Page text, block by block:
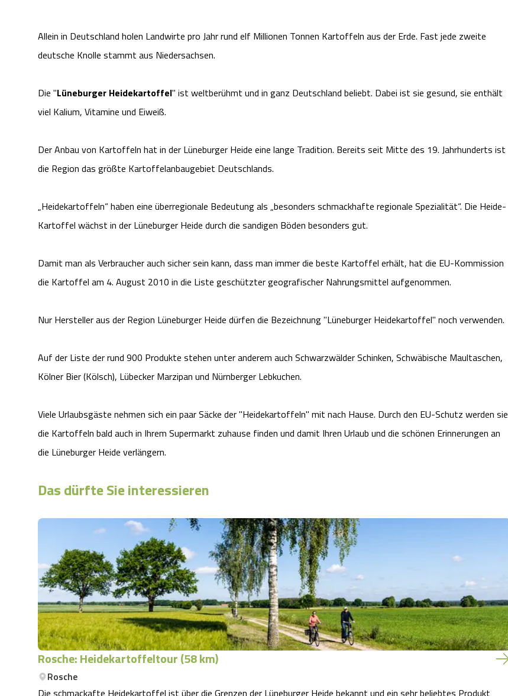
Allein in Deutschland holen Landwirte pro Jahr rund elf Millionen Tonnen Kartoffeln aus der Erde. Fast jede zweite
deutsche Knolle stammt aus Niedersachsen.
Die "Lüneburger Heidekartoffel" ist weltberühmt und in ganz Deutschland beliebt. Dabei ist sie gesund, sie enthält
viel Kalium, Vitamine und Eiweiß.
Der Anbau von Kartoffeln hat in der Lüneburger Heide eine lange Tradition. Bereits seit Mitte des 19. Jahrhunderts ist
die Region das größte Kartoffelanbaugebiet Deutschlands.
„Heidekartoffeln“ haben eine überregionale Bedeutung als „besonders schmackhafte regionale Spezialität“. Die Heide-
Kartoffel wächst in der Lüneburger Heide durch die sandigen Böden besonders gut.
Damit man als Verbraucher auch sicher sein kann, dass man immer die beste Kartoffel erhält, hat die EU-Kommission
die Kartoffel am 4. August 2010 in die Liste geschützter geografischer Nahrungsmittel aufgenommen.
Nur Hersteller aus der Region Lüneburger Heide dürfen die Bezeichnung "Lüneburger Heidekartoffel" noch verwenden.
Auf der Liste der rund 900 Produkte stehen unter anderem auch Schwarzwälder Schinken, Schwäbische Maultaschen,
Kölner Bier (Kölsch), Lübecker Marzipan und Nürnberger Lebkuchen.
Viele Urlaubsgäste nehmen sich ein paar Säcke der "Heidekartoffeln" mit nach Hause. Durch den EU-Schutz werden sie
die Kartoffeln bald auch in Ihrem Supermarkt zuhause finden und damit Ihren Urlaub und die schönen Erinnerungen an
die Lüneburger Heide verlängern.
Das dürfte Sie interessieren
Rosche: Heidekartoffeltour (58 km)
Rosche